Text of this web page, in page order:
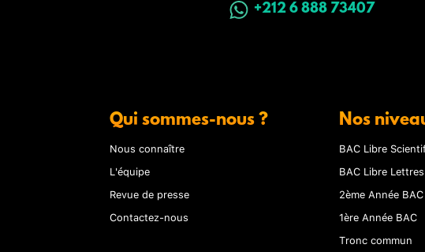
+212 6 888 73407
Qui sommes-nous ?
Nous connaître
L'équipe
Revue de presse
Contactez-nous
Nos
BAC Libre
BAC Libre Lettres
2ème Année BAC
1ère Année BAC
Tronc commun